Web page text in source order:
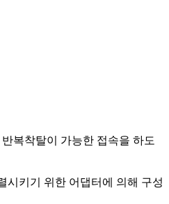
복착탈이 가능한 접속을 하도
시키기 위한 어댑터에 의해 구성